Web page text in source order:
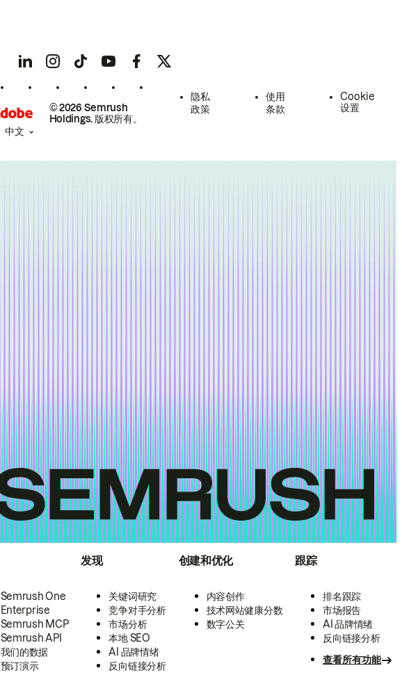
Semrush One
Enterprise
Semrush MCP
Semrush API
我们的数据
预订演示
发现
关键词研究
竞争对手分析
市场分析
本地 SEO
AI 品牌情绪
反向链接分析
创建和优化
内容创作
技术网站健康分数
数字公关
跟踪
排名跟踪
市场报告
AI 品牌情绪
反向链接分析
查看所有功能
© 2026 Semrush
Holdings. 版权所有。
隐私
政策
使用
条款
Cookie
设置
中文